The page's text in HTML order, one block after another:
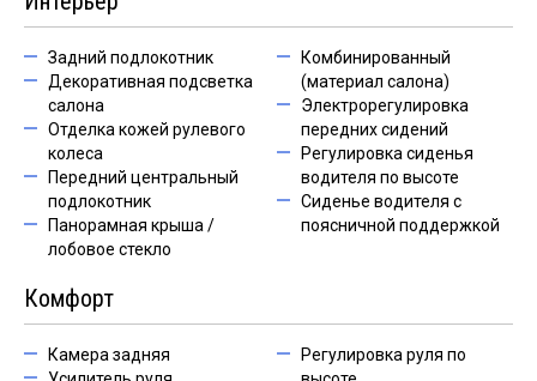
Задний подлокотник
Декоративная подсветка
салона
Отделка кожей рулевого
колеса
Передний центральный
подлокотник
Панорамная крыша /
лобовое стекло
Комбинированный
(материал салона)
Электрорегулировка
передних сидений
Регулировка сиденья
водителя по высоте
Сиденье водителя с
поясничной поддержкой
Комфорт
Камера задняя
Регулировка руля по